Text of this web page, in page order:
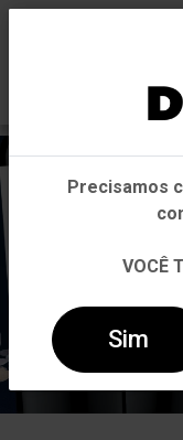
Em que
Precisamos
VOCÊ
Sim